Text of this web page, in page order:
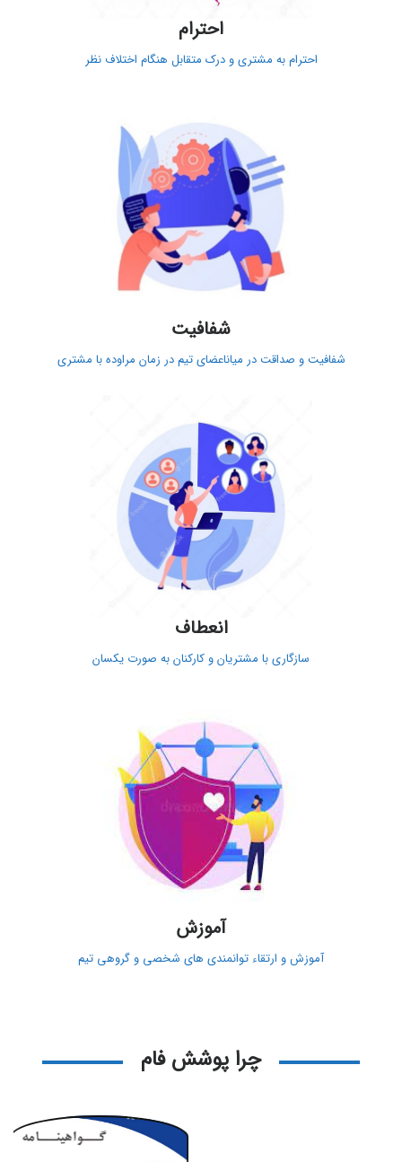
احترام
احترام به مشتری و درک متقابل هنگام اختلاف نظر
شفافیت
شفافیت و صداقت در میاناعضای تیم در زمان مراوده با مشتری
انعطاف
سازگاری با مشتریان و کارکنان به صورت یکسان
آموزش
آموزش و ارتقاء توانمندی های شخصی و گروهی تیم
چرا پوشش فام